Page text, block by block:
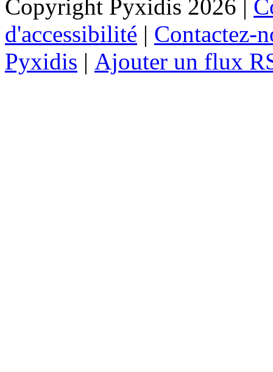
Copyright Pyxidis 2026 |
d'accessibilité | Contactez-
Pyxidis | Ajouter un flux